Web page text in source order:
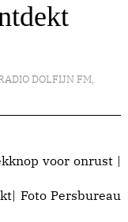
DOLFIJN FM,
Foto Persbureau